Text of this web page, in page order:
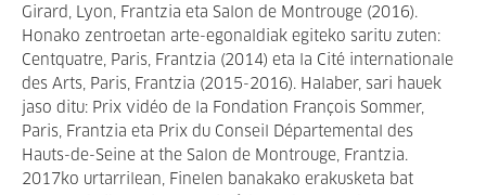
Girard, Lyon, Frantzia eta Salon de Montrouge (2016).
Honako zentroetan arte-egonaldiak egiteko saritu zuten:
Centquatre, Paris, Frantzia (2014) eta la Cité internationale
des Arts, Paris, Frantzia (2015-2016). Halaber, sari hauek
jaso ditu: Prix vidéo de la Fondation François Sommer,
Paris, Frantzia eta Prix du Conseil Départemental des
Hauts-de-Seine at the Salon de Montrouge, Frantzia.
2017ko urtarrilean, Finelen banakako erakusketa bat